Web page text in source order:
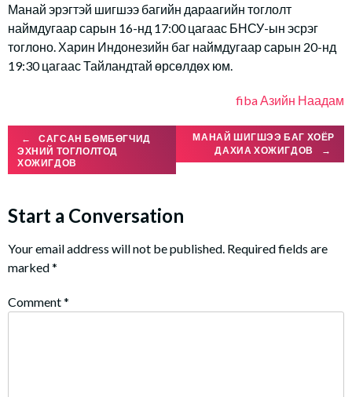
Манай эрэгтэй шигшээ багийн дараагийн тоглолт
наймдугаар сарын 16-нд 17:00 цагаас БНСУ-ын эсрэг
тоглоно. Харин Индонезийн баг наймдугаар сарын 20-нд
19:30 цагаас Тайландтай өрсөлдөх юм.
fibaАзийн Наадам
Post
←
САГСАН БӨМБӨГЧИД
ЭХНИЙ ТОГЛОЛТОД
ХОЖИГДОВ
МАНАЙ ШИГШЭЭ БАГ ХОЁР
ДАХИА ХОЖИГДОВ
→
Start a Conversation
Your email address will not be published. Required fields are
marked*
Comment*